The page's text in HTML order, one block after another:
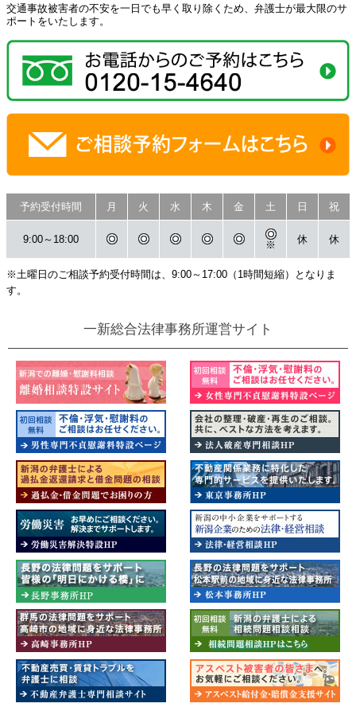
交通事故被害者の不安を一日でも早く取り除くため、弁護士が最大限のサ
ポートをいたします。
予約受付時間 月 火 水 木 金 土 日 祝
9:00～18:00 ※ 休 休
※土曜日のご相談予約受付時間は、9:00～17:00（1時間短縮）となりま
す。
一新総合法律事務所運営サイト